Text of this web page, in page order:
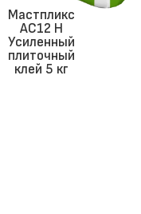
Мастпликс
АС12 H
Усиленный
плиточный
клей 5 кг